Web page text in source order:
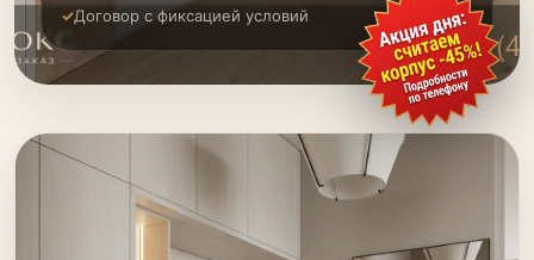
Договор с фиксацией условий